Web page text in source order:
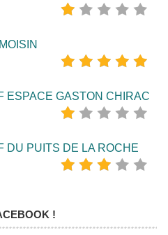
ESPACE GASTON CHIRAC
DU PUITS DE LA ROCHE
!